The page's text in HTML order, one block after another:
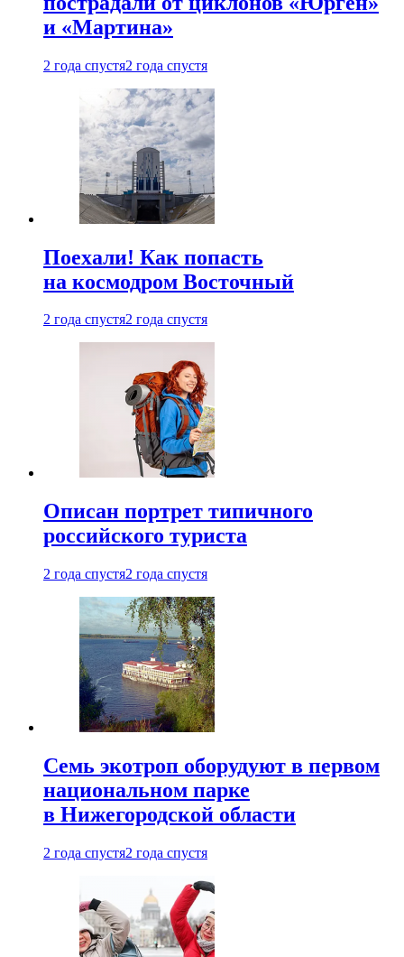
и «Мартина»
2 года спустя2 года спустя
Поехали! Как попасть
на космодром Восточный
2 года спустя2 года спустя
Описан портрет типичного
российского туриста
2 года спустя2 года спустя
Семь экотроп оборудуют в первом
национальном парке
в Нижегородской области
2 года спустя2 года спустя